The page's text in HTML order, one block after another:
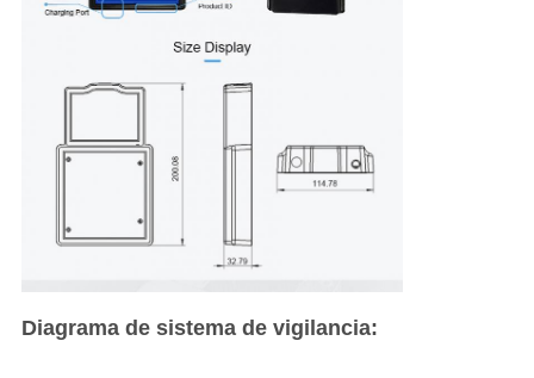
Diagrama de sistema de vigilancia: